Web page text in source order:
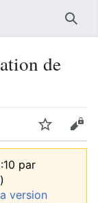
de
Suivre
par
)
version